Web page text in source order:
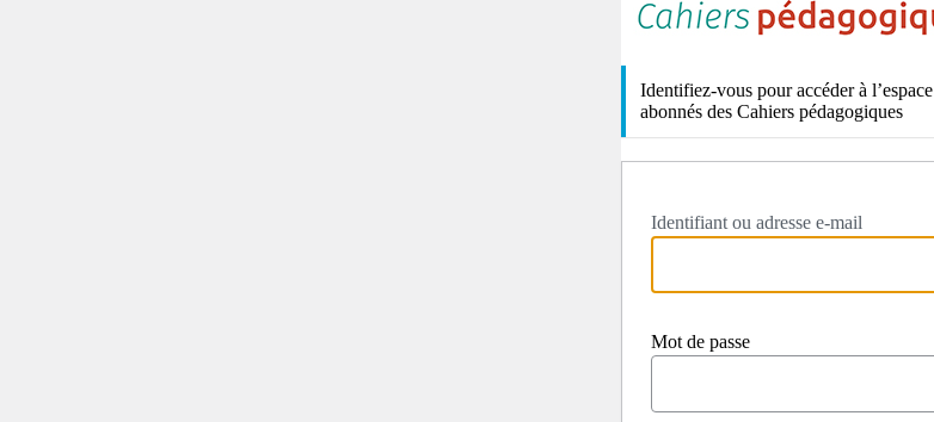
Identifiez-vous pour accéder à l’espace
abonnés des Cahiers pédagogiques
Identifiant ou adresse e-mail
Mot de passe